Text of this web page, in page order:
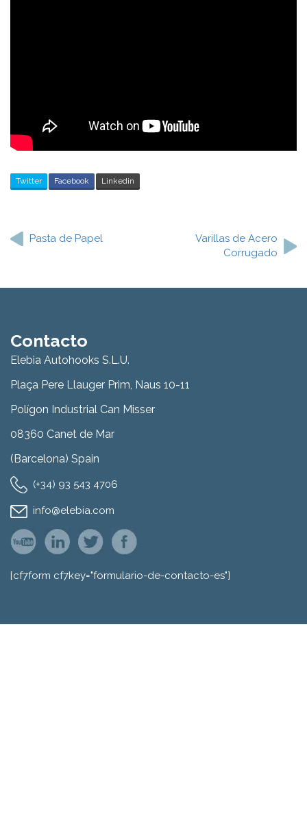
Twitter Facebook Linkedin
dePasta de Papel
Varillas de Acero
Corrugado
Contacto
Elebia Autohooks S.L.U.
Plaça Pere Llauger Prim, Naus 10-11
Polígon Industrial Can Misser
08360 Canet de Mar
(Barcelona) Spain
(+34) 93 543 4706
info@elebia.com
[cf7form cf7key="formulario-de-contacto-es"]